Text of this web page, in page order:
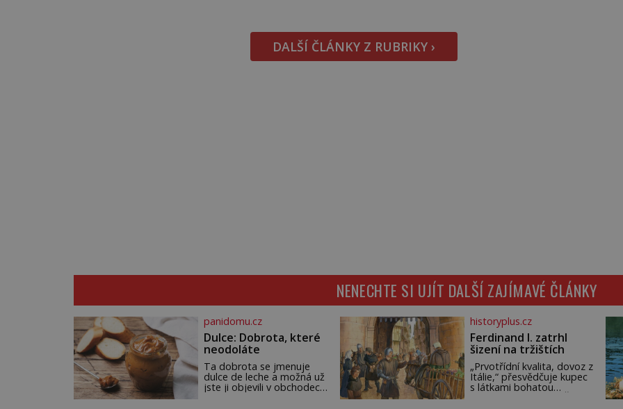
DALŠÍ ČLÁNKY Z RUBRIKY ›
NENECHTE SI UJÍT DALŠÍ ZAJÍMAVÉ ČLÁNKY
panidomu.cz
Dulce: Dobrota, které
neodoláte
Ta dobrota se jmenuje
dulce de leche a možná už
jste ji objevili v obchodech.
historyplus.cz
Ferdinand I. zatrhl
šizení na tržištích
„Prvotřídní kvalita, dovoz z
Itálie,“ přesvědčuje kupec
s látkami bohatou